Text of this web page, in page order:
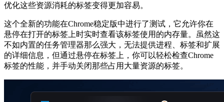
优化这些资源消耗的标签变得更加容易。
这个全新的功能在Chrome稳定版中进行了测试，它允许你在
悬停在打开的标签上时实时查看该标签使用的内存量。虽然这
不如内置的任务管理器那么强大，无法提供进程、标签和扩展
的详细信息，但通过悬停在标签上，你可以轻松检查Chrome
标签的性能，并手动关闭那些占用大量资源的标签。